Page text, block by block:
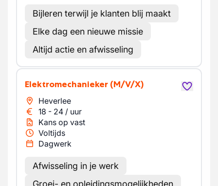
Bijleren terwijl je klanten blij maakt
Elke dag een nieuwe missie
Altijd actie en afwisseling
Elektromechanieker (M/V/X)
Heverlee
18 - 24 / uur
Kans op vast
Voltijds
Dagwerk
Afwisseling in je werk
Groei- en opleidingsmogelijkheden